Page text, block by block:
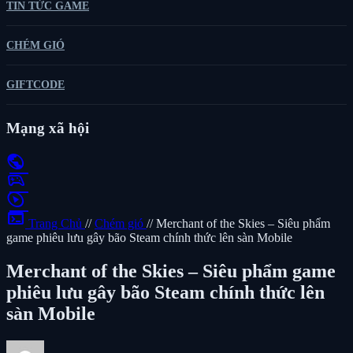
TIN TỨC GAME
CHÉM GIÓ
GIFTCODE
Mạng xã hội
public
sports_esports
play_circle
terminal Trang Chủ // Chém gió // Merchant of the Skies – Siêu phẩm
game phiêu lưu gây bão Steam chính thức lên sàn Mobile
Merchant of the Skies – Siêu phẩm game
phiêu lưu gây bão Steam chính thức lên
sàn Mobile